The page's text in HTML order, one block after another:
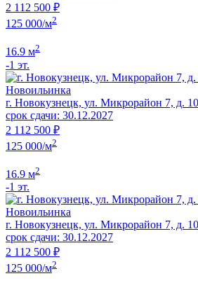
2 112 500 ₽
125 000/м2
16.9 м2
-1 эт.
Новоильинка
г. Новокузнецк, ул. Микрорайон 7, д.
срок сдачи: 30.12.2027
2 112 500 ₽
125 000/м2
16.9 м2
-1 эт.
Новоильинка
г. Новокузнецк, ул. Микрорайон 7, д.
срок сдачи: 30.12.2027
2 112 500 ₽
125 000/м2